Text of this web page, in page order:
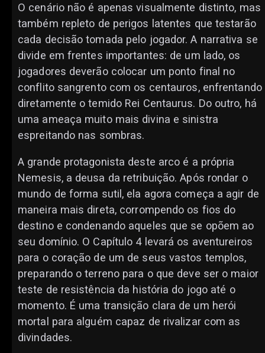
O cenário não é apenas visualmente distinto, mas
também repleto de perigos latentes que testarão
cada decisão tomada pelo jogador. A narrativa se
divide em frentes importantes: de um lado, os
jogadores deverão colocar um ponto final no
conflito sangrento com os centauros, enfrentando
diretamente o temido Rei Centaurus. Do outro, há
uma ameaça muito mais divina e sinistra
espreitando nas sombras.
A grande protagonista deste arco é a própria
Nemesis, a deusa da retribuição. Após rondar o
mundo de forma sutil, ela agora começa a agir de
maneira mais direta, corrompendo os fios do
destino e condenando aqueles que se opõem ao
seu domínio. O Capítulo 4 levará os aventureiros
para o coração de um de seus vastos templos,
preparando o terreno para o que deve ser o maior
teste de resistência da história do jogo até o
momento. É uma transição clara de um herói
mortal para alguém capaz de rivalizar com as
divindades.